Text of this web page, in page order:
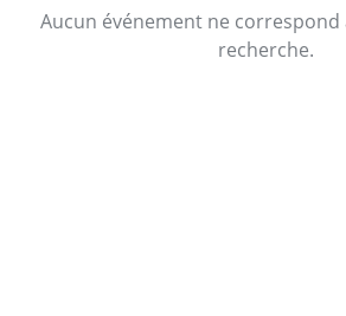
Aucun événement ne correspond
recherche.